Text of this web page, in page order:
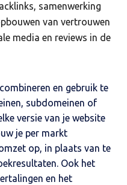
samenwerking
van vertrouwen
media en reviews in de
en gebruik te
subdomeinen of
versie van je website
je per markt
op, in plaats van te
Ook het
en het